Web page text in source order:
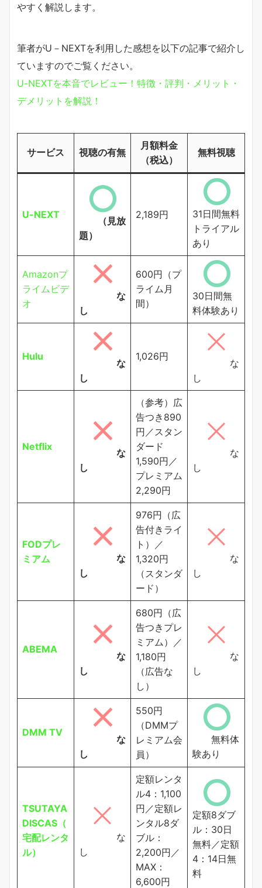
やすく解説します。
筆者がU－NEXTを利用した感想を以下の記事で紹介し
ていますのでご覧ください。
U-NEXTを本音でレビュー！特徴・評判・メリット・
デメリットを解説！
サービス 視聴の有無
月額料金
（税込）
無料視聴
U-NEXT
（見放
題）
2,189円
31日間無料
トライアル
あり
Amazonプ
ライムビデ
オ
な
し
600円（プ
ライム月
間）
30日間無
料体験あり
Hulu
な
し
1,026円
な
し
Netflix
な
し
（参考）広
告つき890
円／スタン
ダード
1,590円／
プレミアム
2,290円
な
し
FODプレ
ミアム
な
し
976円（広
告付きライ
ト）／
1,320円
（スタンダ
ード）
な
し
ABEMA
な
し
680円（広
告つきプレ
ミアム）／
1,180円
（広告な
し）
な
し
DMM TV
な
し
550円
（DMMプ
レミアム会
員）
無料体
験あり
TSUTAYA
DISCAS（
宅配レンタ
ル）
な
し
定額レンタ
ル4：1,100
円／定額レ
ンタル8ダ
ブル：
2,200円／
MAX：
6,600円
定額8ダブ
ル：30日
無料／定額
4：14日無
料